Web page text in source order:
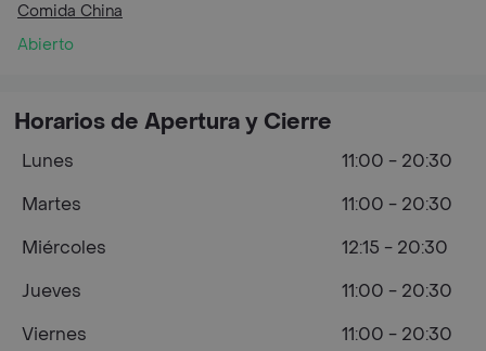
Comida China
Abierto
Horarios de Apertura y Cierre
Lunes
11:00 - 20:30
Martes
11:00 - 20:30
Miércoles
12:15 - 20:30
Jueves
11:00 - 20:30
Viernes
11:00 - 20:30